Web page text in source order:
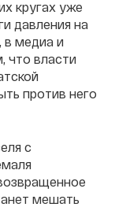
кругах уже
давления на
в медиа и
что власти
против него
с
мешать